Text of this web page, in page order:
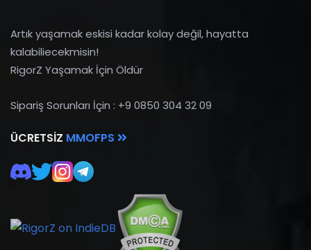
Artık yaşamak eskisi kadar kolay değil, hayatta
kalabiliecekmisin!
RigorZ Yaşamak İçin Öldür
Sipariş Sorunları İçin : +9 0850 304 32 09
ÜCRETSIZ MMOFPS